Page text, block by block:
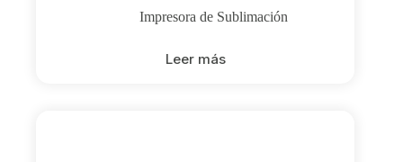
Impresora de Sublimación
Leer más